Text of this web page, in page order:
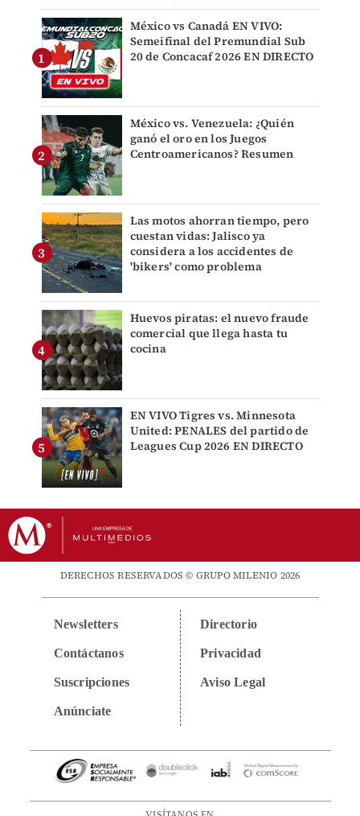
México vs Canadá EN VIVO:
Semeifinal del Premundial Sub
20 de Concacaf 2026 EN DIRECTO
México vs. Venezuela: ¿Quién
ganó el oro en los Juegos
Centroamericanos? Resumen
Las motos ahorran tiempo, pero
cuestan vidas: Jalisco ya
considera a los accidentes de
'bikers' como problema
Huevos piratas: el nuevo fraude
comercial que llega hasta tu
cocina
EN VIVO Tigres vs. Minnesota
United: PENALES del partido de
Leagues Cup 2026 EN DIRECTO
DERECHOS RESERVADOS © GRUPO MILENIO 2026
Newsletters
Contáctanos
Suscripciones
Anúnciate
Directorio
Privacidad
Aviso Legal